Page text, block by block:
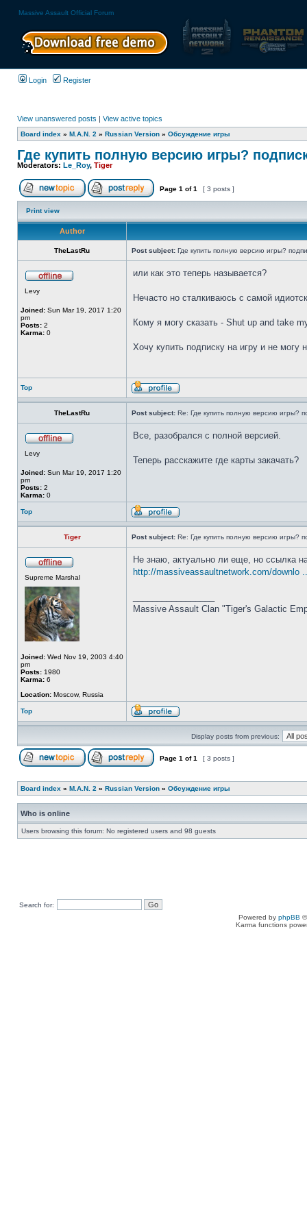
Massive Assault Official Forum
Login Register
View unanswered posts | View active topics
Board index » M.A.N. 2 » Russian Version » Обсуждение игры
Где купить полную версию игры?
Moderators: Le_Roy, Tiger
Page 1 of1 [ 3 posts ]
Print view
Author
TheLastRu Post subject: Где купить полную версию игры?
Levy
Joined: Sun Mar 19, 2017 1:20
pm
Posts: 2
Karma: 0
или как это теперь называется?
Нечасто но сталкиваюсь с самой
Кому я могу сказать - Shut up and take
Хочу купить подписку на игру и не
Top
TheLastRu Post subject: Re: Где купить полную версию игры?
Levy
Joined: Sun Mar 19, 2017 1:20
pm
Posts: 2
Karma: 0
Все, разобрался с полной версией.
Теперь расскажите где карты закачать?
Top
Tiger Post subject: Re: Где купить полную версию игры?
Supreme Marshal
Joined: Wed Nov 19, 2003 4:40
pm
Posts: 1980
Karma: 6
Location: Moscow, Russia
Не знаю, актуально ли еще, но ссылка
http://massiveassaultnetwork.com/downlo
Massive Assault Clan "Tiger's Galactic
Top
Display posts from previous:
Page 1 of1 [ 3 posts ]
Board index » M.A.N. 2 » Russian Version » Обсуждение игры
Who is online
Users browsing this forum: No registered users and 98 guests
Search for:
Powered by phpBB
Karma functions